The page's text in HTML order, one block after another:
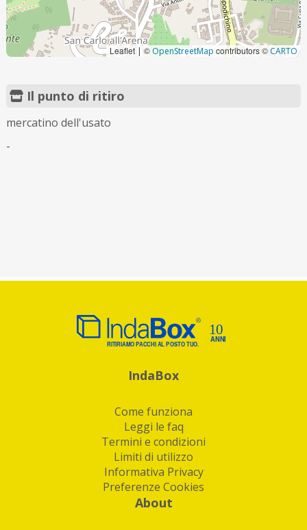
Leaflet | © OpenStreetMap contributors ©CARTO
Il punto di ritiro
mercatino dell'usato
-
IndaBox
Come funziona
Leggi le faq
Termini e condizioni
Limiti di utilizzo
Informativa Privacy
Preferenze Cookies
About